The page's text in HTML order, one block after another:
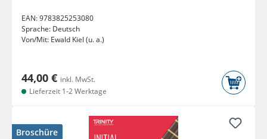
EAN:9783825253080
Sprache: Deutsch
Von/Mit: Ewald Kiel (u. a.)
44,00 € inkl. MwSt.
Lieferzeit 1-2 Werktage
Broschüre